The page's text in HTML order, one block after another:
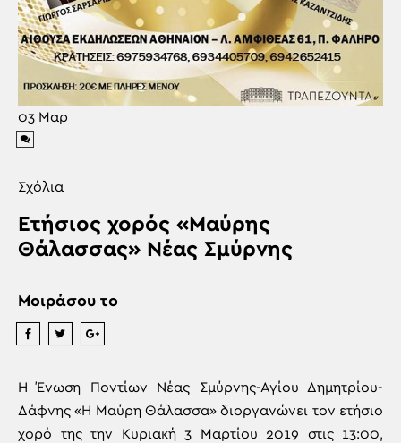
03 Μαρ
Σχόλια
Ετήσιος χορός «Μαύρης
Θάλασσας» Νέας Σμύρνης
Μοιράσου το
Η Ένωση Ποντίων Νέας Σμύρνης-Αγίου Δημητρίου-
Δάφνης «Η Μαύρη Θάλασσα» διοργανώνει τον ετήσιο
χορό της την Κυριακή 3 Μαρτίου 2019 στις 13:00,